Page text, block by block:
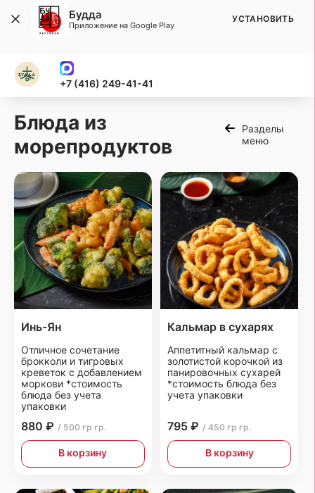
+7 (416) 249-41-41
Блюда из
морепродуктов
Разделы
меню
Инь-Ян
Отличное сочетание
брокколи и тигровых
креветок с добавлением
моркови *стоимость
блюда без учета
упаковки
880 ₽ / 500 гр гр.
В корзину
Кальмар в сухарях
Аппетитный кальмар с
золотистой корочкой из
панировочных сухарей
*стоимость блюда без
учета упаковки
795 ₽ / 450 гр гр.
В корзину
Будда
Приложение на Google Play
УСТАНОВИТЬ